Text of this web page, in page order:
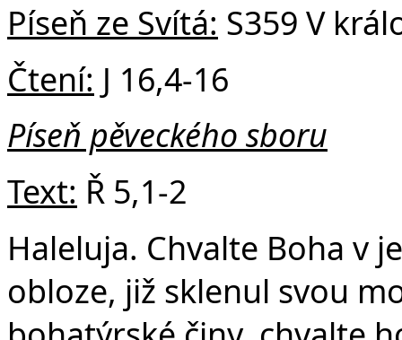
Píseň ze Svítá: S359 V
Čtení: J 16,4-16
Píseň pěveckého sboru
Text: Ř 5,1-2
Haleluja. Chvalte Boha v
obloze, již sklenul svou